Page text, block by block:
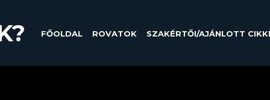
FŐOLDAL ROVATOK SZAKÉRTŐI/AJÁNLOTT